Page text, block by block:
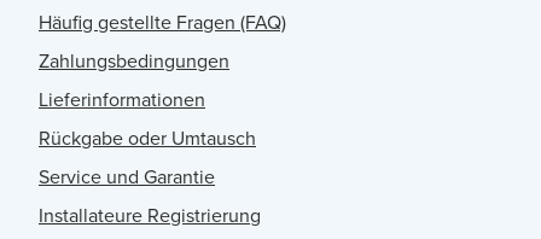
Häufig gestellte Fragen (FAQ)
Zahlungsbedingungen
Lieferinformationen
Rückgabe oder Umtausch
Service und Garantie
Installateure Registrierung